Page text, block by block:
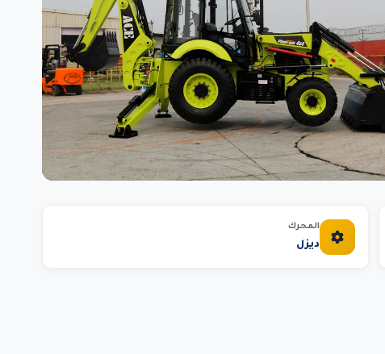
المحرك
ديزل